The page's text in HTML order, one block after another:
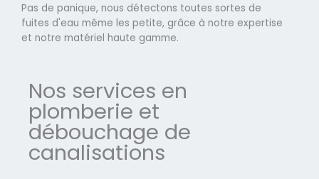
Pas de panique, nous détectons toutes sortes de
fuites d'eau même les petite, grâce à notre expertise
et notre matériel haute gamme.
Nos services en
plomberie et
débouchage de
canalisations